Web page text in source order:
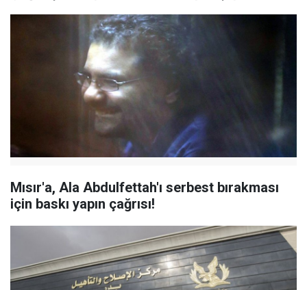
Mısır'a, Ala Abdulfettah'ı serbest bırakması
için baskı yapın çağrısı!